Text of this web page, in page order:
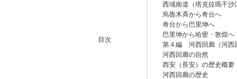
目次
西域南道（塔克拉瑪干沙
烏魯木斉から奇台へ
奇台から巴里坤へ
巴里坤から哈密・敦煌へ
第４編 河西回廊（河西
河西回廊の自然
西安（長安）の歴史概要
河西回廊の歴史